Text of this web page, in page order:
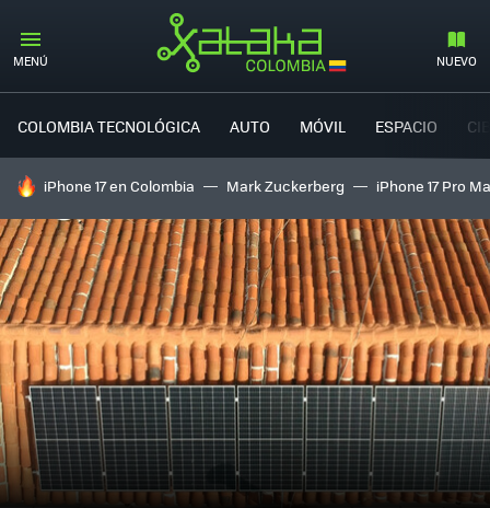
MENÚ NUEVO
COLOMBIA TECNOLÓGICA AUTO MÓVIL ESPACIO
HOY SE HABLA DE
iPhone 17 en Colombia Mark Zuckerberg iPhone 17 Pro